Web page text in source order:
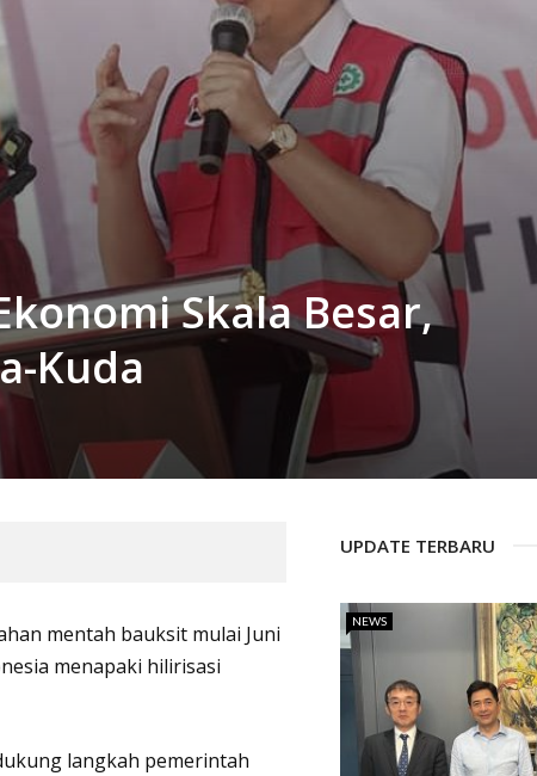
Skala Besar,
Kuda
mentah bauksit mulai Juni
menapaki hilirisasi
langkah pemerintah
UPDATE TERBARU
NEWS